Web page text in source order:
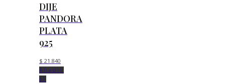
DIJE
PANDORA
PLATA
925
$ 21.840
Añadir
al